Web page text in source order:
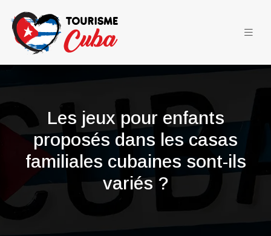
Les jeux pour enfants
proposés dans les casas
familiales cubaines sont-ils
variés ?